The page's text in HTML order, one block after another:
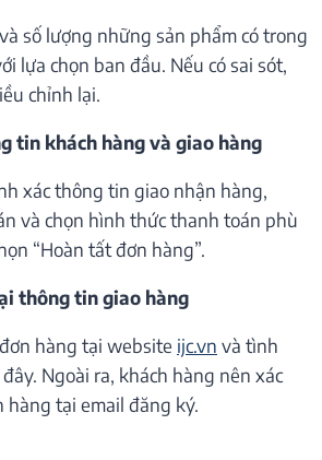
số lượng những sản phẩm có trong
lựa chọn ban đầu. Nếu có sai sót,
chỉnh lại.
tin khách hàng và giao hàng
xác thông tin giao nhận hàng,
và chọn hình thức thanh toán phù
“Hoàn tất đơn hàng”.
thông tin giao hàng
hàng tại website ijc.vn và tình
Ngoài ra, khách hàng nên xác
tại email đăng ký.